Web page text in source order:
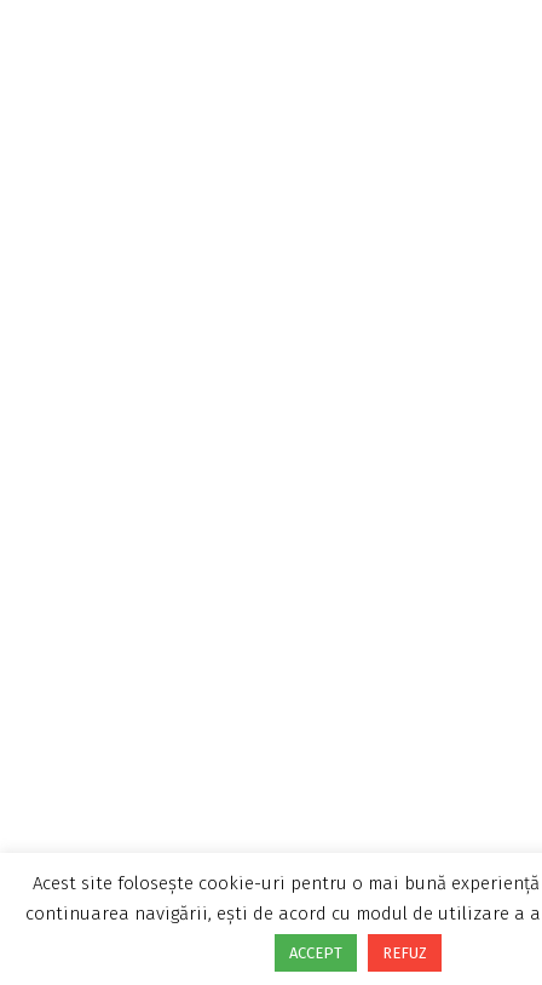
Acest site folosește cookie-uri pentru o mai bună
continuarea navigării, ești de acord cu modul de utilizare a
ACCEPT REFUZ